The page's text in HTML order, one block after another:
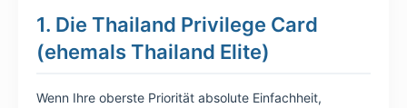
1. Die Thailand Privilege Card
(ehemals Thailand Elite)
Wenn Ihre oberste Priorität absolute Einfachheit,